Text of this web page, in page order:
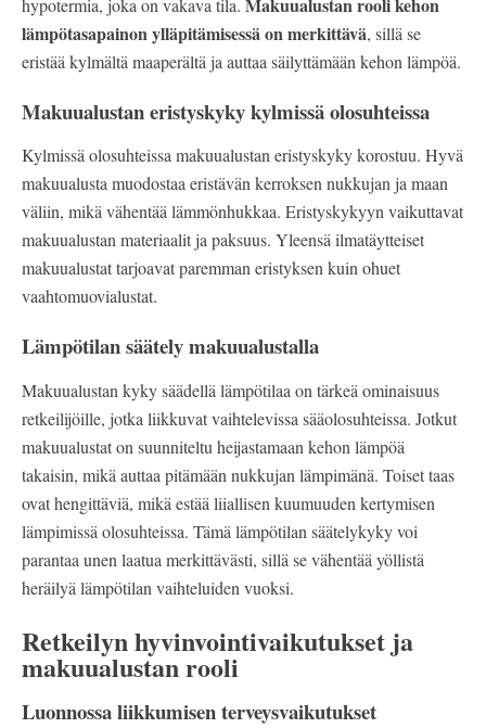
lämpötasapainon ylläpitämisessä on merkittävä, sillä se
eristää kylmältä maaperältä ja auttaa säilyttämään kehon lämpöä.
Makuualustan eristyskyky kylmissä olosuhteissa
Kylmissä olosuhteissa makuualustan eristyskyky korostuu. Hyvä
makuualusta muodostaa eristävän kerroksen nukkujan ja maan
väliin, mikä vähentää lämmönhukkaa. Eristyskykyyn vaikuttavat
makuualustan materiaalit ja paksuus. Yleensä ilmatäytteiset
makuualustat tarjoavat paremman eristyksen kuin ohuet
vaahtomuovialustat.
Lämpötilan säätely makuualustalla
Makuualustan kyky säädellä lämpötilaa on tärkeä ominaisuus
retkeilijöille, jotka liikkuvat vaihtelevissa sääolosuhteissa. Jotkut
makuualustat on suunniteltu heijastamaan kehon lämpöä
takaisin, mikä auttaa pitämään nukkujan lämpimänä. Toiset taas
ovat hengittäviä, mikä estää liiallisen kuumuuden kertymisen
lämpimissä olosuhteissa. Tämä lämpötilan säätelykyky voi
parantaa unen laatua merkittävästi, sillä se vähentää yöllistä
heräilyä lämpötilan vaihteluiden vuoksi.
Retkeilyn hyvinvointivaikutukset ja
makuualustan rooli
Luonnossa liikkumisen terveysvaikutukset